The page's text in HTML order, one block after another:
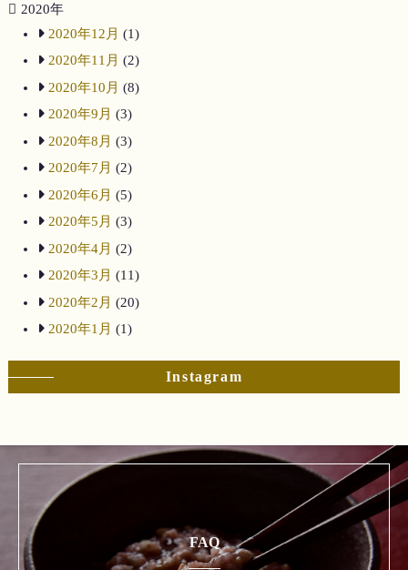
2020年
2020年12月 (1)
2020年11月 (2)
2020年10月 (8)
2020年9月 (3)
2020年8月 (3)
2020年7月 (2)
2020年6月 (5)
2020年5月 (3)
2020年4月 (2)
2020年3月 (11)
2020年2月 (20)
2020年1月 (1)
Instagram
FAQ